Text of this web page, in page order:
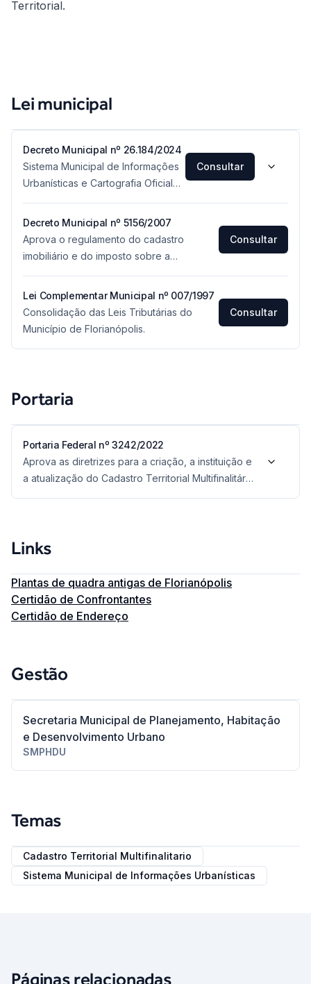
Territorial.
Lei municipal
Decreto Municipal nº 26.184/2024
Sistema Municipal de Informações
Urbanísticas e Cartografia Oficial
Florianópolis
Consultar
Decreto Municipal nº 5156/2007
Aprova o regulamento do cadastro
imobiliário e do imposto sobre a
Consultar
Lei Complementar Municipal nº 007/1997
Consolidação das Leis Tributárias do
Município de Florianópolis.
Consultar
Portaria
Portaria Federal nº 3242/2022
Aprova as diretrizes para a criação, a instituição e
a atualização do Cadastro Territorial Multifinalitário
Links
Plantas de quadra antigas de Florianópolis
Certidão de Confrontantes
Certidão de Endereço
Gestão
Secretaria Municipal de Planejamento, Habitação
e Desenvolvimento Urbano
SMPHDU
Temas
Cadastro Territorial Multifinalitario
Sistema Municipal de Informações Urbanísticas
Páginas relacionadas